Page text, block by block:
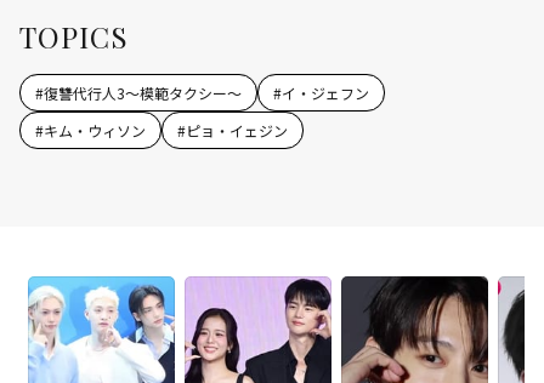
TOPICS
#復讐代行人3～模範タクシー～ #イ・ジェフン
#キム・ウィソン #ピョ・イェジン